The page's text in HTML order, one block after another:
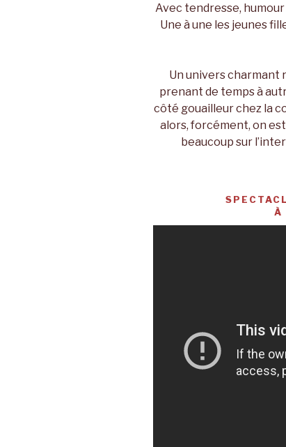
Avec tendresse,
Une à une les jeunes
Un univers charmant
prenant de temps à
côté gouailleur chez la
alors, forcément, on est
beaucoup sur
À